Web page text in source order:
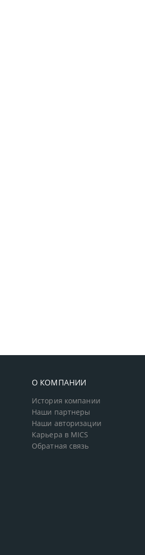
О КОМПАНИИ
История компании
Наши партнеры
Наши авторизации
Карьера в MICS
Обратная связь